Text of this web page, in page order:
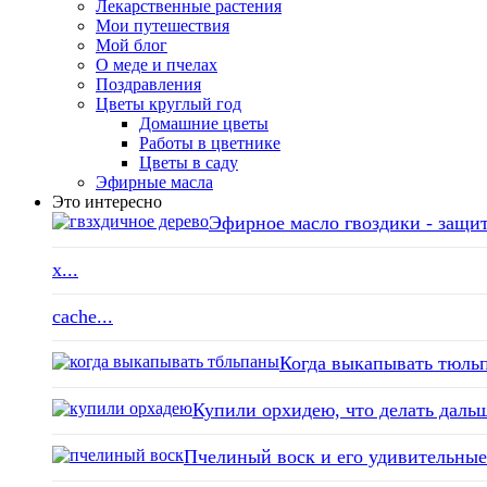
Лекарственные растения
Мои путешествия
Мой блог
О меде и пчелах
Поздравления
Цветы круглый год
Домашние цветы
Работы в цветнике
Цветы в саду
Эфирные масла
Это интересно
Эфирное масло гвоздики -
x...
cache...
Когда выкапывать
Купили орхидею, что делать
Пчелиный воск и его